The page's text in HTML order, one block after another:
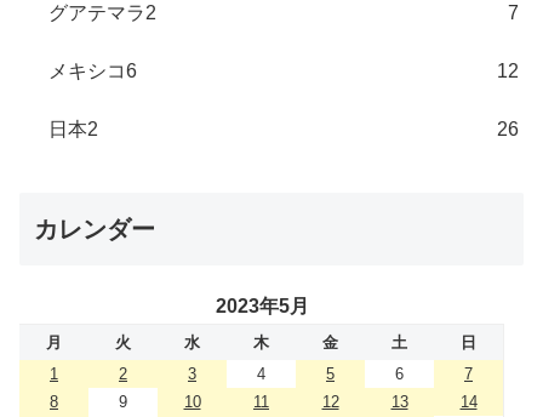
グアテマラ2 7
メキシコ6 12
日本2 26
カレンダー
2023年5月
月 火 水 木 金 土
日
1
2 3 4 5 6
7
8
9 10 11 12 13
14